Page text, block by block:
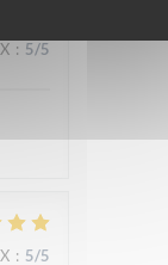
: 5/5
: 5/5